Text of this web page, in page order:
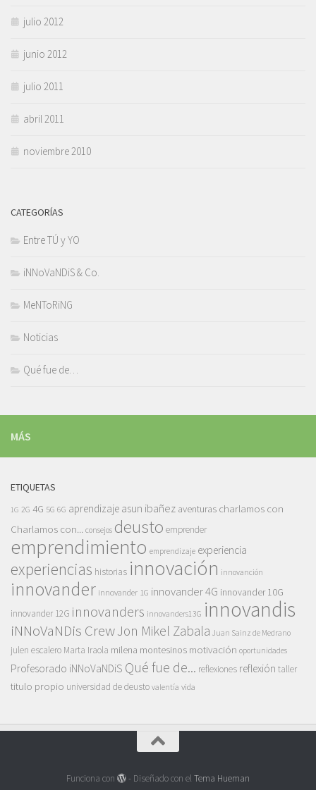
julio 2012
junio 2012
julio 2011
abril 2011
noviembre 2010
CATEGORÍAS
Entre TÚ y YO
iNNoVaNDiS & Co.
MeNToRiNG
Noticias
Qué fue de…
MÁS
ETIQUETAS
1G 2G 4G 5G 6G aprendizaje asun ibañez aventuras charlamos con
Charlamos con... consejos deusto emprender
emprendimiento emprendizaje experiencia
experiencias historias innovación innovanción
innovander innovander 1G innovander 4G innovander 10G
innovander 12G innovanders innovanders13G innovandis
iNNoVaNDis CrewJon Mikel Zabala Juan Sainz de Medrano
julen escalero Marta Iraola milena montesinos motivación oportunidades
Profesorado iNNoVaNDiS Qué fue de... reflexiones reflexión taller
titulo propio universidad de deusto valentía vida
Funciona con - Diseñado con elTema Hueman